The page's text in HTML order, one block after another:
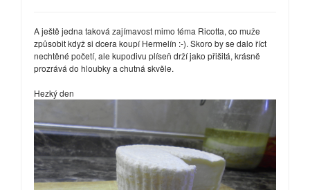
A ještě jedna taková zajímavost mimo téma Ricotta, co muže
způsobit když si dcera koupí Hermelín :-). Skoro by se dalo říct
nechtěné početí, ale kupodivu plíseň drží jako přišitá, krásně
prozrává do hloubky a chutná skvěle.
Hezký den